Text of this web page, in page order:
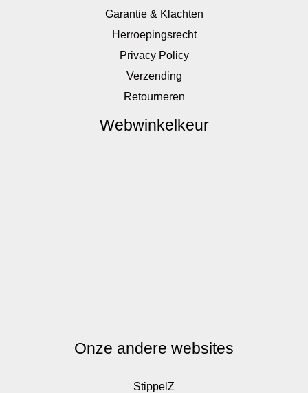
Garantie & Klachten
Herroepingsrecht
Privacy Policy
Verzending
Retourneren
Webwinkelkeur
Onze andere websites
StippelZ